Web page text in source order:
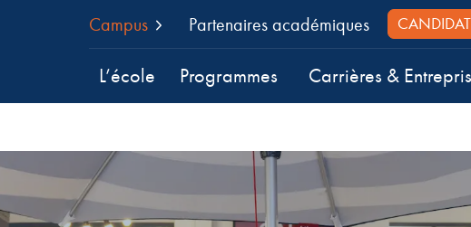
Campus Partenaires académiques
L’école Programmes Carrières &